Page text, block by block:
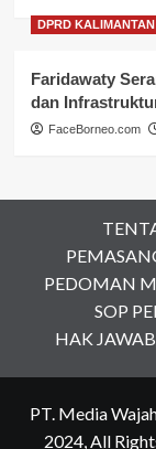
DPRD
Faridawaty
dan
FaceBorneo.com
PEDOMAN
SOP
HAK
PT. Media
2024, All